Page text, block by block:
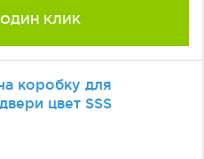
КЛИК
коробку для
цвет SSS